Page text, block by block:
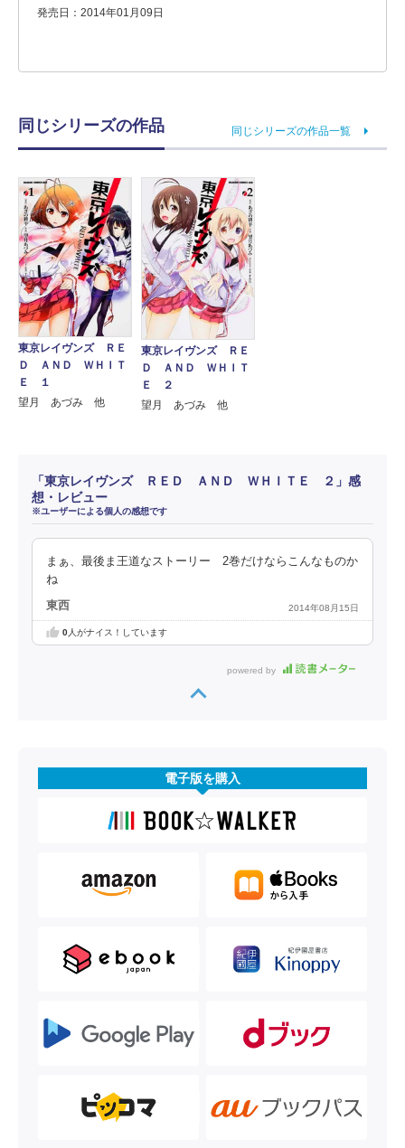
発売日：2014年01月09日
同じシリーズの作品 同じシリーズの作品一覧
東京レイヴンズ ＲＥ
Ｄ ＡＮＤ ＷＨＩＴ
Ｅ １
望月 あづみ 他
東京レイヴンズ ＲＥ
Ｄ ＡＮＤ ＷＨＩＴ
Ｅ ２
望月 あづみ 他
「東京レイヴンズ ＲＥＤ ＡＮＤ ＷＨＩＴＥ ２」感
想・レビュー
※ユーザーによる個人の感想です
まぁ、最後ま王道なストーリー 2巻だけならこんなものか
ね
東西 2014年08月15日
0人がナイス！しています
powered by
電子版を購入